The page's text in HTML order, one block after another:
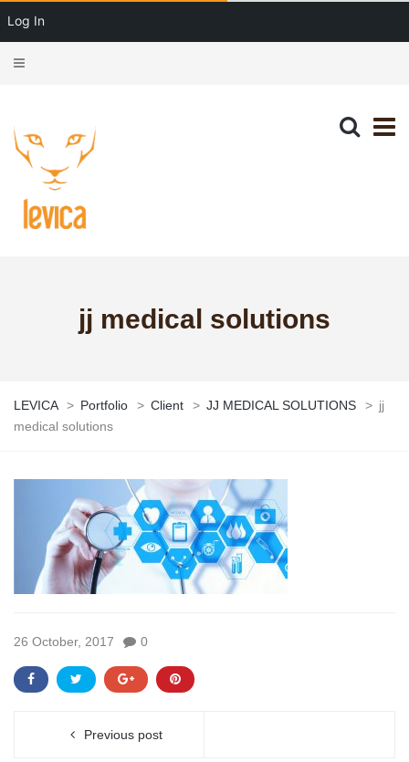
jj medical solutions
LEVICA > Portfolio > Client > JJ MEDICAL SOLUTIONS > jj
medical solutions
26 October, 2017 0
Previous post
Log In